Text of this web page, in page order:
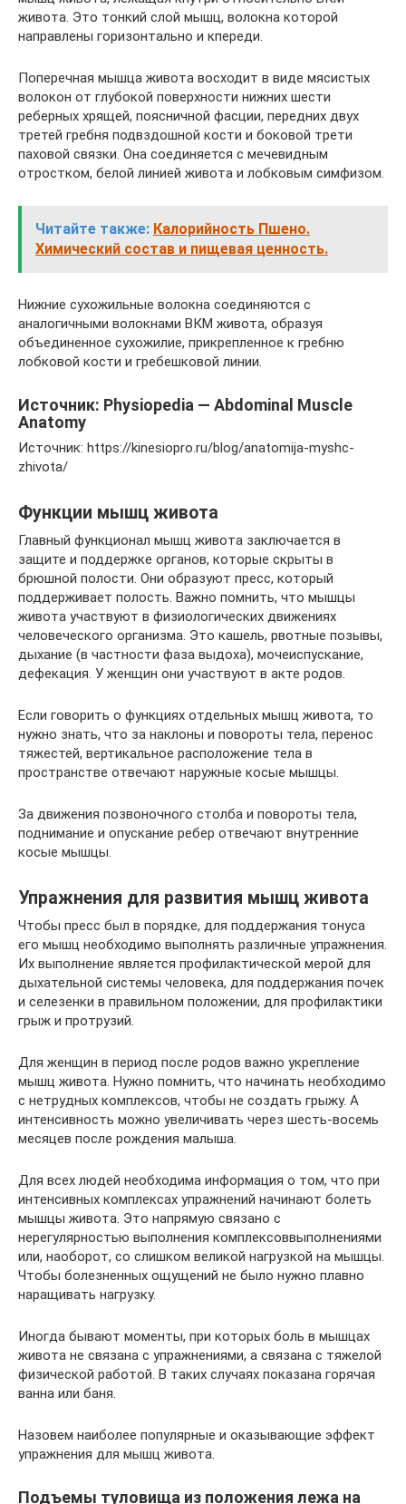
живота. Это тонкий слой мышц, волокна которой
направлены горизонтально и кпереди.
Поперечная мышца живота восходит в виде мясистых
волокон от глубокой поверхности нижних шести
реберных хрящей, поясничной фасции, передних двух
третей гребня подвздошной кости и боковой трети
паховой связки. Она соединяется с мечевидным
отростком, белой линией живота и лобковым симфизом.
Читайте также: Калорийность Пшено.
Химический состав и пищевая ценность.
Нижние сухожильные волокна соединяются с
аналогичными волокнами ВКМ живота, образуя
объединенное сухожилие, прикрепленное к гребню
лобковой кости и гребешковой линии.
Источник: Physiopedia — Abdominal Muscle
Anatomy
Источник: https://kinesiopro.ru/blog/anatomija-myshc-
zhivota/
Функции мышц живота
Главный функционал мышц живота заключается в
защите и поддержке органов, которые скрыты в
брюшной полости. Они образуют пресс, который
поддерживает полость. Важно помнить, что мышцы
живота участвуют в физиологических движениях
человеческого организма. Это кашель, рвотные позывы,
дыхание (в частности фаза выдоха), мочеиспускание,
дефекация. У женщин они участвуют в акте родов.
Если говорить о функциях отдельных мышц живота, то
нужно знать, что за наклоны и повороты тела, перенос
тяжестей, вертикальное расположение тела в
пространстве отвечают наружные косые мышцы.
За движения позвоночного столба и повороты тела,
поднимание и опускание ребер отвечают внутренние
косые мышцы.
Упражнения для развития мышц живота
Чтобы пресс был в порядке, для поддержания тонуса
его мышц необходимо выполнять различные упражнения.
Их выполнение является профилактической мерой для
дыхательной системы человека, для поддержания почек
и селезенки в правильном положении, для профилактики
грыж и протрузий.
Для женщин в период после родов важно укрепление
мышц живота. Нужно помнить, что начинать необходимо
с нетрудных комплексов, чтобы не создать грыжу. А
интенсивность можно увеличивать через шесть-восемь
месяцев после рождения малыша.
Для всех людей необходима информация о том, что при
интенсивных комплексах упражнений начинают болеть
мышцы живота. Это напрямую связано с
нерегулярностью выполнения комплексоввыполнениями
или, наоборот, со слишком великой нагрузкой на мышцы.
Чтобы болезненных ощущений не было нужно плавно
наращивать нагрузку.
Иногда бывают моменты, при которых боль в мышцах
живота не связана с упражнениями, а связана с тяжелой
физической работой. В таких случаях показана горячая
ванна или баня.
Назовем наиболее популярные и оказывающие эффект
упражнения для мышц живота.
Подъемы туловища из положения лежа на